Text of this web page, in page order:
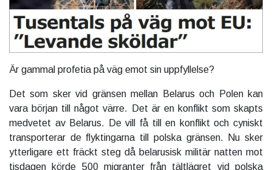
Är gammal profetia på väg emot sin uppfyllelse?
Det som sker vid gränsen mellan Belarus och Polen kan
vara början till något värre. Det är en konflikt som skapts
medvetet av Belarus. De vill få till en konflikt och cyniskt
transporterar de flyktingarna till polska gränsen. Nu sker
ytterligare ett fräckt steg då belarusisk militär natten mot
tisdagen körde 500 migranter från tältlägret vid polska